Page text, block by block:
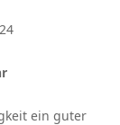
ein guter